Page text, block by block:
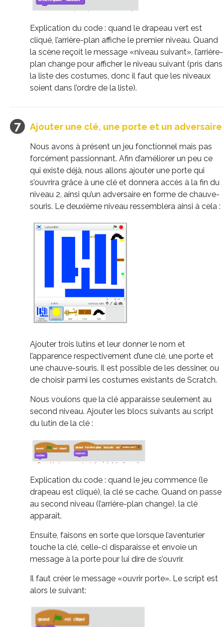
Explication du code : quand le drapeau vert est
cliqué, l’arrière-plan affiche le premier niveau. Quand
la scène reçoit le message «niveau suivant», l’arrière-
plan change pour afficher le niveau suivant (pris dans
la liste des costumes, donc il faut que les niveaux
soient dans l’ordre de la liste).
Ajouter une clé, une porte et un adversaire
Nous avons à présent un jeu fonctionnel mais pas
forcément passionnant. Afin d’améliorer un peu ce
qui existe déjà, nous allons ajouter une porte qui
s’ouvrira grâce à une clé et donnera accès à la fin du
niveau 2, ainsi qu’un adversaire en forme de chauve-
souris. Le deuxième niveau ressemblera ainsi à cela :
Ajouter trois lutins et leur donner le nom et
l’apparence respectivement d’une clé, une porte et
une chauve-souris. Il est possible de les dessiner, ou
de choisir parmi les costumes existants de Scratch.
Nous voulons que la clé apparaisse seulement au
second niveau. Ajouter les blocs suivants au script
du lutin de la clé :
Explication du code : quand le jeu commence (le
drapeau est cliqué), la clé se cache. Quand on passe
au second niveau (l’arrière-plan change), la clé
apparaît.
Ensuite, faisons en sorte que lorsque l’aventurier
touche la clé, celle-ci disparaisse et envoie un
message à la porte pour lui dire de s’ouvrir.
Il faut créer le message «ouvrir porte». Le script est
alors le suivant: